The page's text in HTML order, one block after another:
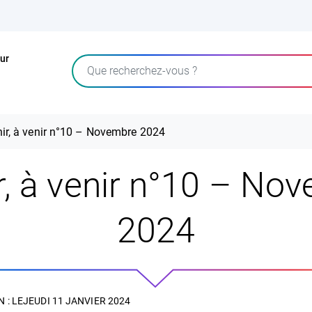
Rechercher
à venir n°10 – Novembre 2024
à venir n°10 –
2024
: LEJEUDI 11 JANVIER 2024